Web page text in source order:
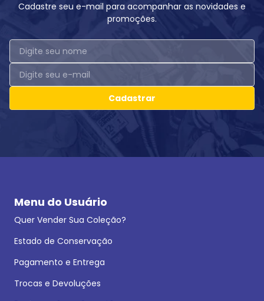
Cadastre seu e-mail para acompanhar as novidades e
promoções.
Cadastrar
Menu do Usuário
Quer Vender Sua Coleção?
Estado de Conservação
Pagamento e Entrega
Trocas e Devoluções